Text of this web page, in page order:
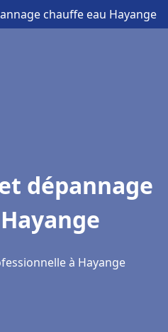
chauffe eau Hayange
dépannage
à Hayange